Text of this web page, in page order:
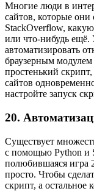
Многие люди в
сайтов, которые
StackOverflow,
или что-нибудь ещё.
автоматизировать
браузерным
простенький
сайтов
настройте запуск
20.
Существует
с помощью Python и
полюбившаяся игра
просто. Чтобы
скрипт, а остальное